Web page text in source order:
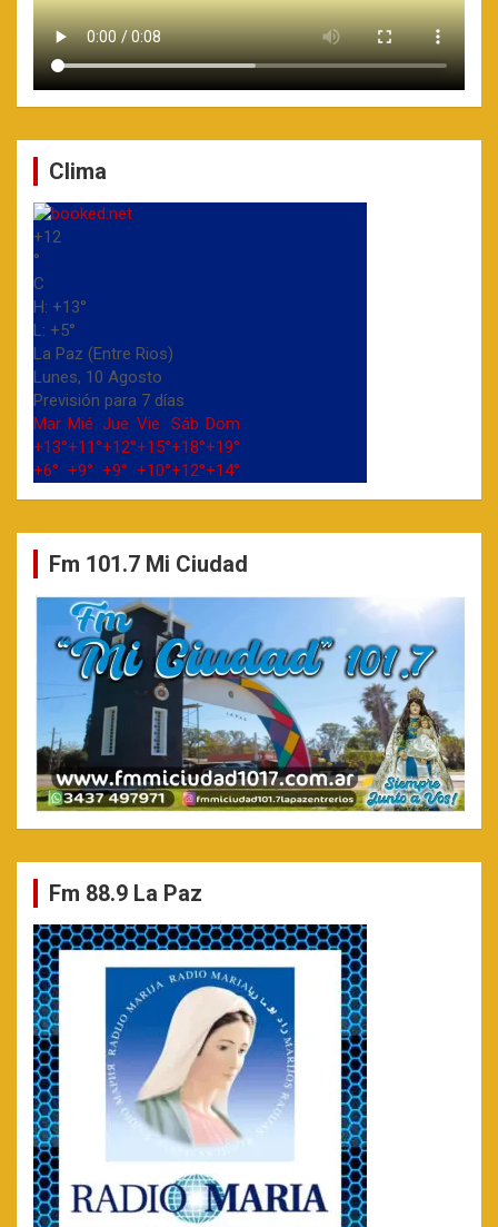
Clima
+12
°
C
H: +13°
L: +5°
La Paz (Entre Rios)
Lunes, 10 Agosto
Previsión para 7 días
Mar Mié Jue Vie Sáb Dom
+13°+11°+12°+15°+18°+19°
+6° +9° +9° +10°+12°+14°
Fm 101.7 Mi Ciudad
Fm 88.9 La Paz